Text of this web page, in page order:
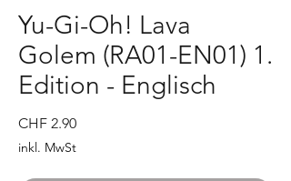
Yu-Gi-Oh! Lava
Golem (RA01-EN01) 1.
Edition - Englisch
CHF 2.90Preis
inkl. MwSt